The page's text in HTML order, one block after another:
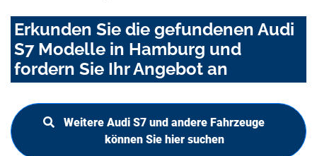
Erkunden Sie die gefundenen Audi
S7 Modelle in Hamburg und
fordern Sie Ihr Angebot an
Weitere Audi S7 und andere Fahrzeuge
können Sie hier suchen